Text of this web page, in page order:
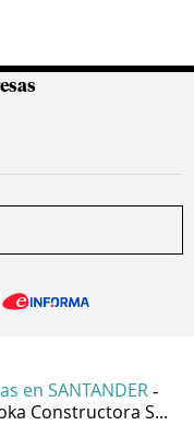
en SANTANDER -
Constructora S...